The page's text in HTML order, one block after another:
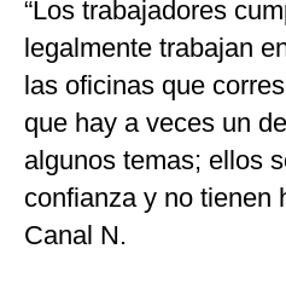
“Los trabajadores
legalmente trabajan
las oficinas que
que hay a veces un
algunos temas; ellos
confianza y no tienen
Canal N.